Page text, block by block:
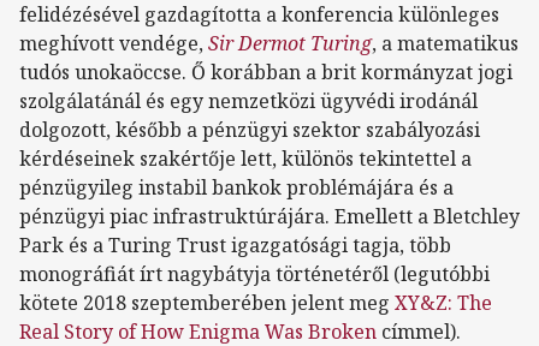
felidézésével gazdagította a konferencia különleges
meghívott vendége,Sir Dermot Turing, a matematikus
tudós unokaöccse. Ő korábban a brit kormányzat jogi
szolgálatánál és egy nemzetközi ügyvédi irodánál
dolgozott, később a pénzügyi szektor szabályozási
kérdéseinek szakértője lett, különös tekintettel a
pénzügyileg instabil bankok problémájára és a
pénzügyi piac infrastruktúrájára. Emellett a Bletchley
Park és a Turing Trust igazgatósági tagja, több
monográfiát írt nagybátyja történetéről (legutóbbi
kötete 2018 szeptemberében jelent meg XY&Z: The
Real Story of How Enigma Was Broken címmel).